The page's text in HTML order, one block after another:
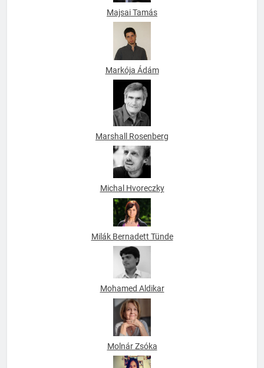
Majsai Tamás
Markója Ádám
Marshall Rosenberg
Michal Hvoreczky
Milák Bernadett Tünde
Mohamed Aldikar
Molnár Zsóka